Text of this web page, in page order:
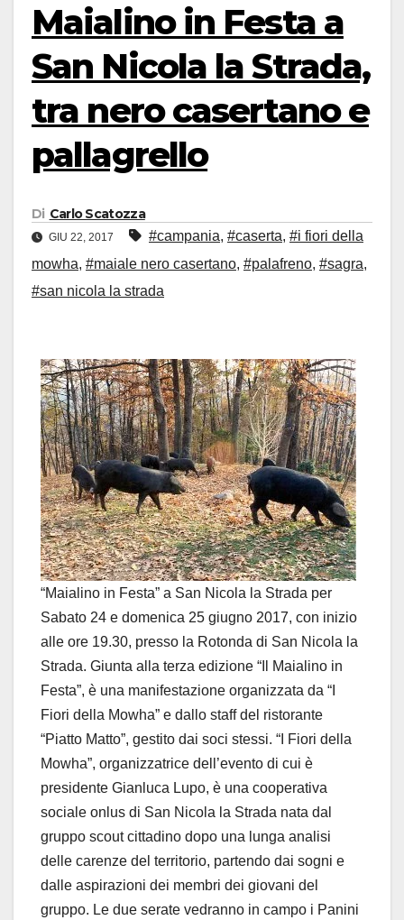
Maialino in Festa a
San Nicola la Strada,
tra nero casertano e
pallagrello
Di Carlo Scatozza
GIU 22, 2017 #campania, #caserta, #i fiori della
mowha, #maiale nero casertano, #palafreno, #sagra,
#san nicola la strada
“Maialino in Festa” a San Nicola la Strada per
Sabato 24 e domenica 25 giugno 2017, con inizio
alle ore 19.30, presso la Rotonda di San Nicola la
Strada. Giunta alla terza edizione “Il Maialino in
Festa”, è una manifestazione organizzata da “I
Fiori della Mowha” e dallo staff del ristorante
“Piatto Matto”, gestito dai soci stessi. “I Fiori della
Mowha”, organizzatrice dell’evento di cui è
presidente Gianluca Lupo, è una cooperativa
sociale onlus di San Nicola la Strada nata dal
gruppo scout cittadino dopo una lunga analisi
delle carenze del territorio, partendo dai sogni e
dalle aspirazioni dei membri dei giovani del
gruppo. Le due serate vedranno in campo i Panini